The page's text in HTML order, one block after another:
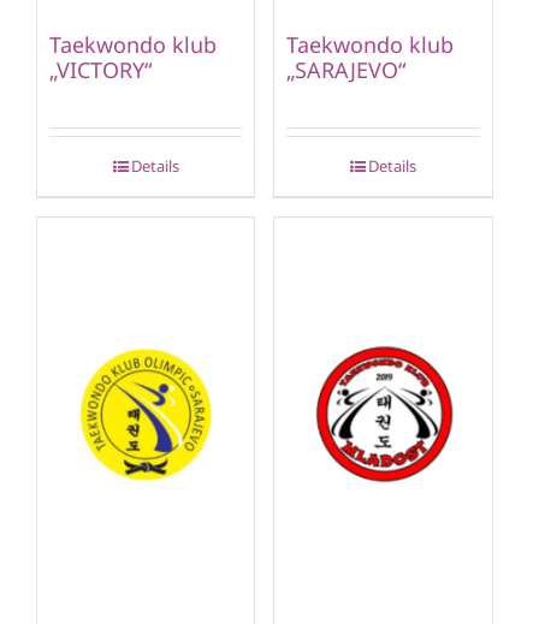
Taekwondo klub
„VICTORY“
Details
Taekwondo klub
„SARAJEVO“
Details